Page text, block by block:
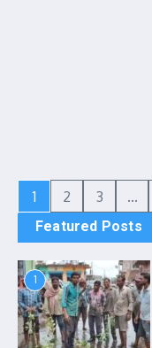
1 2 3 ...
Featured Posts
1